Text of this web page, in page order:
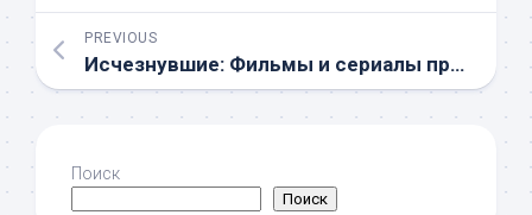
PREVIOUS
Исчезнувшие: Фильмы и сериалы про пропавших людей
Поиск
Поиск